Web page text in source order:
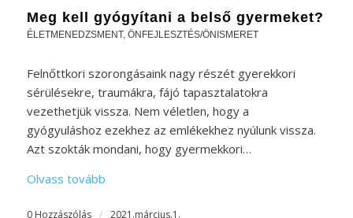
Meg kell gyógyítani a belső gyermeket?
ÉLETMENEDZSMENT, ÖNFEJLESZTÉS/ÖNISMERET
Felnőttkori szorongásaink nagy részét gyerekkori
sérülésekre, traumákra, fájó tapasztalatokra
vezethetjük vissza. Nem véletlen, hogy a
gyógyuláshoz ezekhez az emlékekhez nyúlunk vissza.
Azt szokták mondani, hogy gyermekkori…
Olvass tovább
0 Hozzászólás / 2021.március.1.